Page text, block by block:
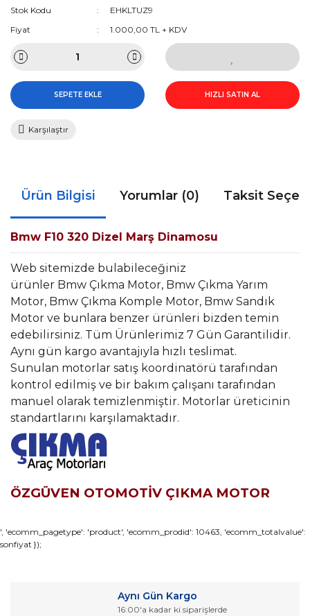
Stok Kodu
EHKLTUZ9
Fiyat
1.000,00 TL + KDV
SEPETE EKLE HIZLI SATIN AL
Karşılaştır
Ürün Bilgisi Yorumlar (0) Taksit
Bmw F10 320 Dizel Marş Dinamosu
Web sitemizde bulabileceğiniz
ürünler Bmw Çıkma Motor, Bmw Çıkma Yarım
Motor, Bmw Çıkma Komple Motor, Bmw Sandık
Motor ve bunlara benzer ürünleri bizden temin
edebilirsiniz. Tüm Ürünlerimiz 7 Gün Garantilidir.
Aynı gün kargo avantajıyla hızlı teslimat.
Sunulan motorlar satış koordinatörü tarafından
kontrol edilmiş ve bir bakım çalışanı tarafından
manuel olarak temizlenmiştir. Motorlar üreticinin
standartlarını karşılamaktadır.
ÖZGÜVEN OTOMOTİV ÇIKMA MOTOR
Yorum Yaz
Bu ürünün fiyat bilgisi, resim, ürün açıklamalarında ve diğer
konularda yetersiz gördüğünüz noktaları öneri formunu
Ürün resmi kalitesiz, bozuk veya görüntülenemiyor.
', 'ecomm_pagetype': 'product', 'ecomm_prodid': 10463, 'ecomm_totalvalue':
sonfiyat });
Aynı Gün Kargo
16:00'a kadar ki siparişlerde